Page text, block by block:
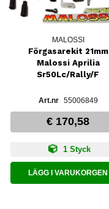
MALOSSI
Förgasarekit 21mm
Malossi Aprilia
Sr50Lc/Rally/F
55006849
€ 170,58
1 Styck
LÄGG I VARUKORGEN